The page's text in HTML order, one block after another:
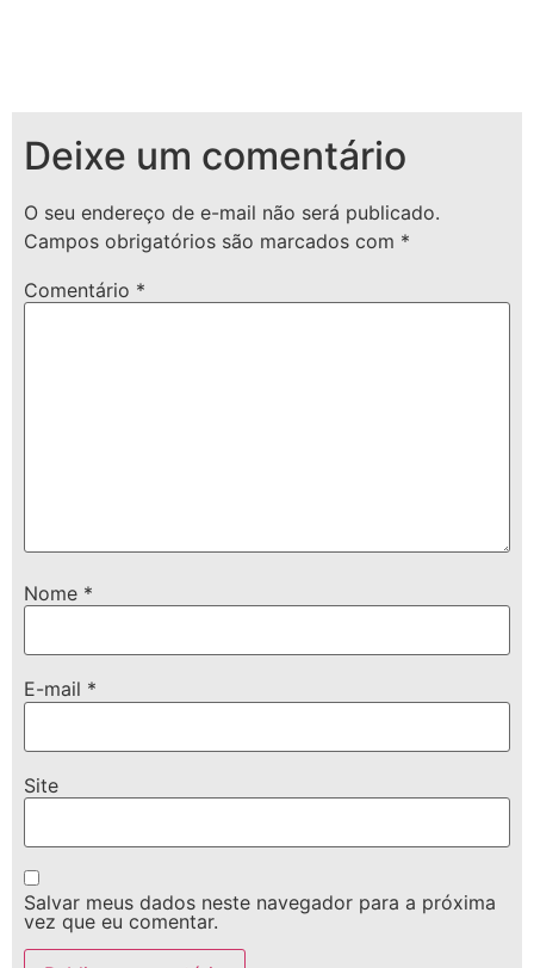
Deixe um comentário
O seu endereço de e-mail não será publicado.
Campos obrigatórios são marcados com *
Comentário *
Nome *
E-mail *
Site
Salvar meus dados neste navegador para a próxima
vez que eu comentar.